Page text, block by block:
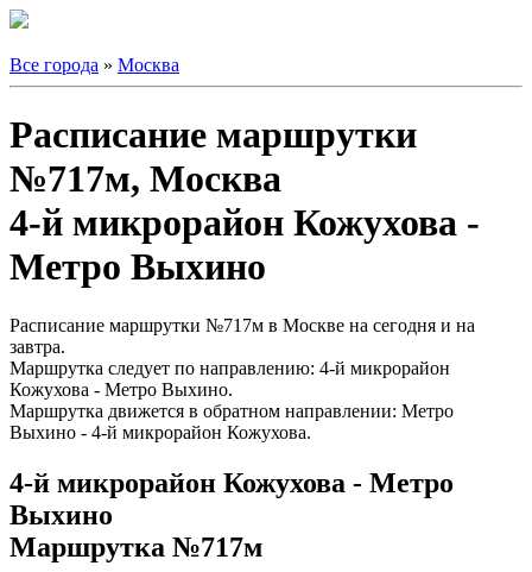
Все города » Москва
Расписание маршрутки
№717м, Москва
4-й микрорайон Кожухова -
Метро Выхино
Расписание маршрутки №717м в Москве на сегодня и на
завтра.
Маршрутка следует по направлению: 4-й микрорайон
Кожухова - Метро Выхино.
Маршрутка движется в обратном направлении: Метро
Выхино - 4-й микрорайон Кожухова.
4-й микрорайон Кожухова - Метро
Выхино
Маршрутка №717м